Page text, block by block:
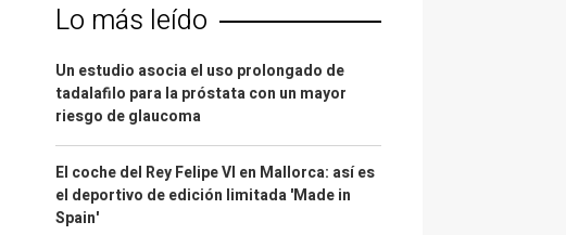
Lo más leído
Un estudio asocia el uso prolongado de
tadalafilo para la próstata con un mayor
riesgo de glaucoma
El coche del Rey Felipe VI en Mallorca: así es
el deportivo de edición limitada 'Made in
Spain'